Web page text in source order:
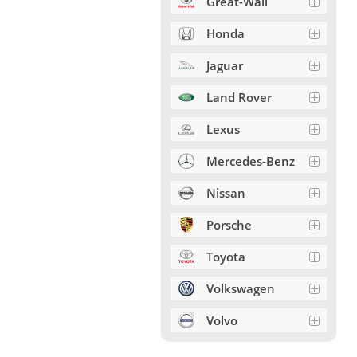
Honda
Jaguar
Land Rover
Lexus
Mercedes-Benz
Nissan
Porsche
Toyota
Volkswagen
Volvo